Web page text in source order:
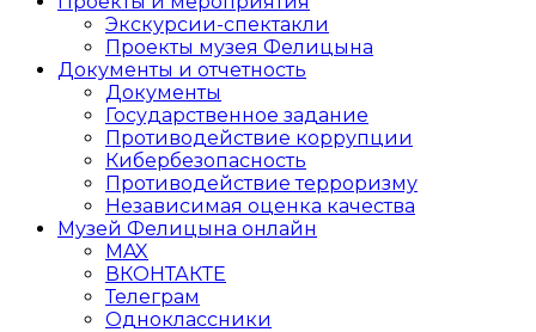
Экскурсии-спектакли
Проекты музея Фелицына
Документы и отчетность
Документы
Государственное задание
Противодействие коррупции
Кибер­безопасность
Противодействие терроризму
Независимая оценка качества
Музей Фелицына онлайн
MAX
ВКОНТАКТЕ
Телеграм
Одноклассники